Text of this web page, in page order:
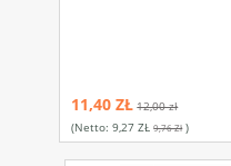
11,40 ZŁ 12,00 zł
(netto:9,27 ZŁ 9,76 Zł)